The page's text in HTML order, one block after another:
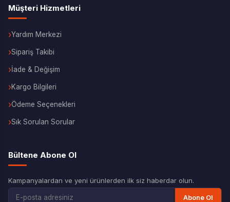
Müşteri Hizmetleri
Yardım Merkezi
Sipariş Takibi
İade & Değişim
Kargo Bilgileri
Ödeme Seçenekleri
Sık Sorulan Sorular
Bültene Abone Ol
Kampanyalardan ve yeni ürünlerden ilk siz haberdar olun.
Abone Ol